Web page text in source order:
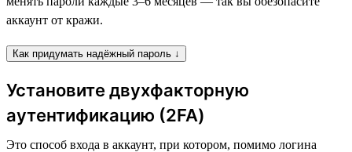
аккаунт от кражи.
Как придумать надёжный пароль ↓
Установите двухфакторную
аутентификацию (2FA)
Это способ входа в аккаунт, при котором, помимо логина